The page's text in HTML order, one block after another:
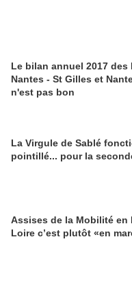
Le bilan annuel 2017 des lignes
Nantes - St Gilles et
n'est pas bon
La Virgule de Sablé
pointillé... pour la
Assises de la Mobilité en
Loire c’est